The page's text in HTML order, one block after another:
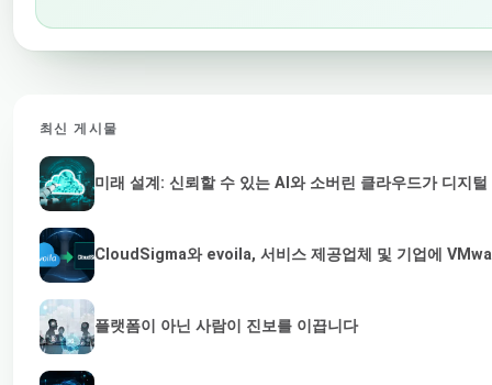
최신 게시물
미래 설계: 신뢰할 수 있는 AI와 소버린 클라우드가 디지
CloudSigma와 evoila, 서비스 제공업체 및 기업에
플랫폼이 아닌 사람이 진보를 이끕니다